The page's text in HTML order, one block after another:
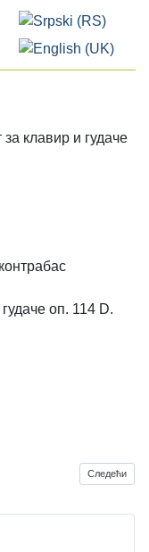
Изаберите ваш језик
клавир и гудаче
оп. 114 D.
Следећи
Следећи